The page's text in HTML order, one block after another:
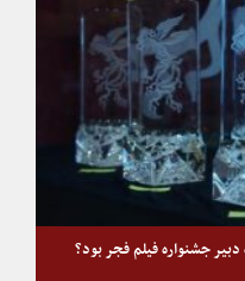
جشنواره فیلم فجر بود؟